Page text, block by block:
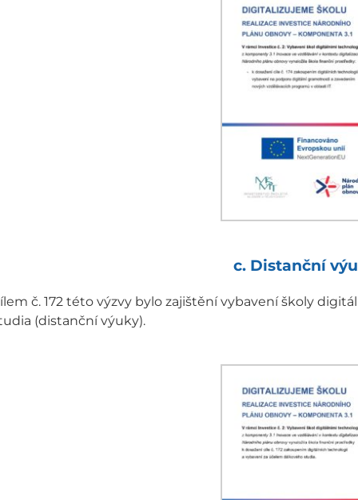
c. Distanční
č. 172 této výzvy bylo zajištění vybavení školy
(distanční výuky).